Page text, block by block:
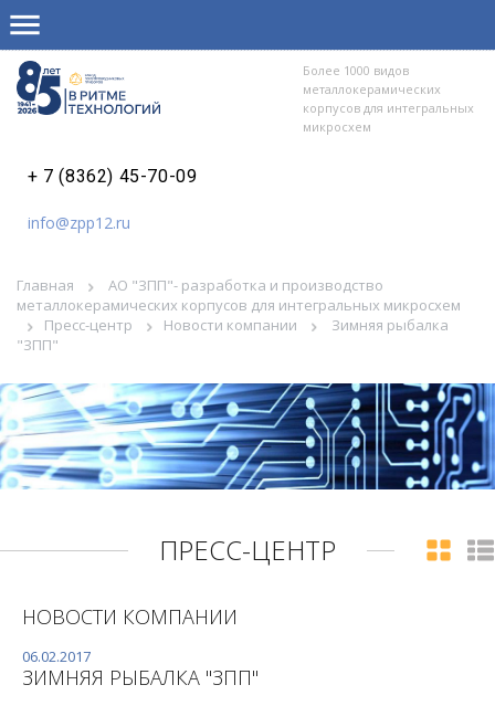
Более 1000 видов
металлокерамических
корпусов для интегральных
микросхем
+ 7 (8362) 45-70-09
info@zpp12.ru
Главная
АО "ЗПП"- разработка и производство
металлокерамических корпусов для интегральных микросхем
Пресс-центр
Новости компании
Зимняя рыбалка
"ЗПП"
ПРЕСС-ЦЕНТР
НОВОСТИ КОМПАНИИ
06.02.2017
ЗИМНЯЯ РЫБАЛКА "ЗПП"